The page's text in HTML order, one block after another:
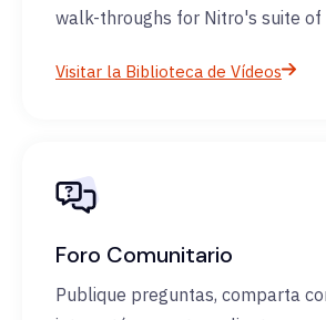
walk-throughs for Nitro's suite of
Visitar la Biblioteca de Vídeos
Foro Comunitario
Publique preguntas, comparta